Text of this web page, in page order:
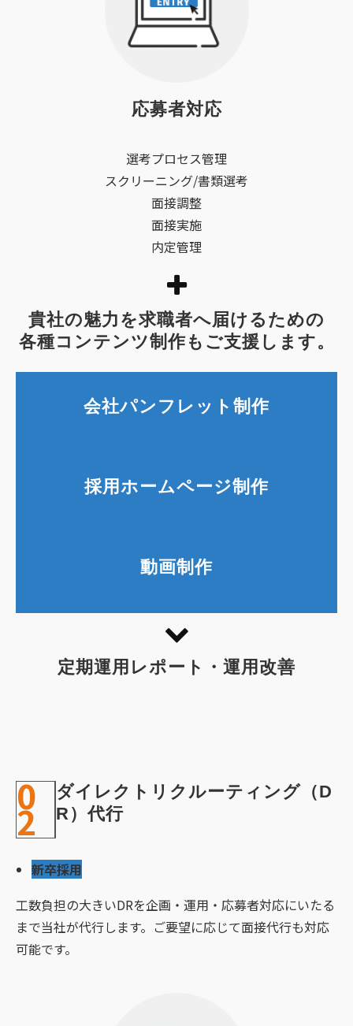
応募者対応
選考プロセス管理
スクリーニング/書類選考
面接調整
面接実施
内定管理
貴社の魅力を求職者へ届けるための
各種コンテンツ制作もご支援します。
会社パンフレット制作
採用ホームページ制作
動画制作
定期運用レポート・運用改善
0
2
ダイレクトリクルーティング（D
R）代行
新卒採用
工数負担の大きいDRを企画・運用・応募者対応にいたる
まで当社が代行します。ご要望に応じて面接代行も対応
可能です。